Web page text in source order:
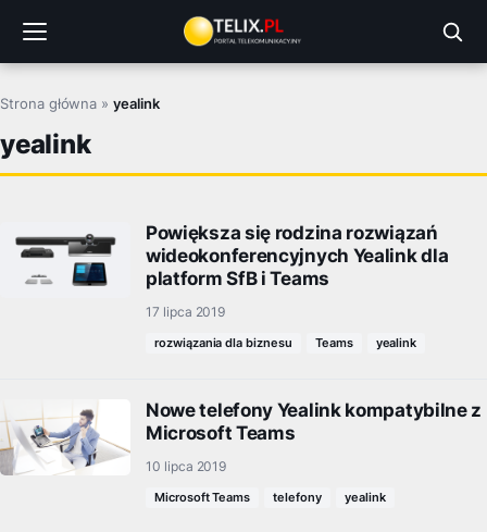
treści
Strona główna »yealink
yealink
Powiększa się rodzina rozwiązań
wideokonferencyjnych Yealink dla
platform SfB i Teams
17 lipca 2019
rozwiązania dla biznesu Teams yealink
Nowe telefony Yealink kompatybilne z
Microsoft Teams
10 lipca 2019
Microsoft Teams telefony yealink